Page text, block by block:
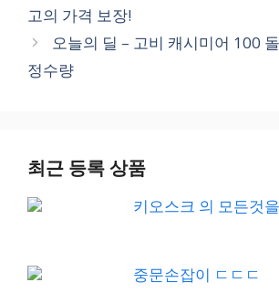
고의 가격 보장!
오늘의 딜 – 고비 캐시미어 100
정수량
최근 등록 상품
키오스크 의 모든것
중문손잡이 ㄷㄷㄷ